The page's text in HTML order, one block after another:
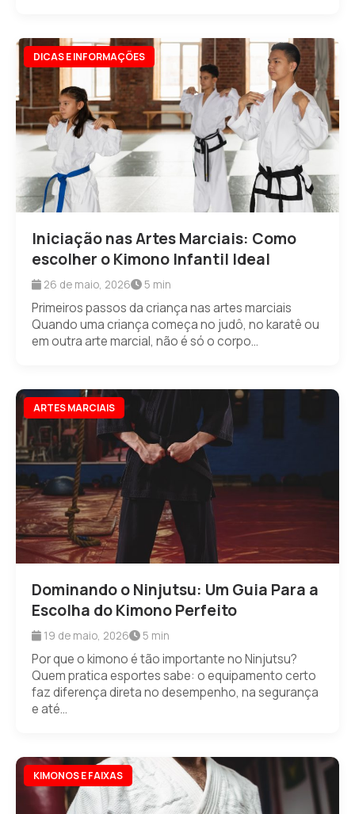
DICAS E INFORMAÇÕES
Iniciação nas Artes Marciais: Como
escolher o Kimono Infantil Ideal
26 de maio, 2026 5 min
Primeiros passos da criança nas artes marciais
Quando uma criança começa no judô, no karatê ou
em outra arte marcial, não é só o corpo...
ARTES MARCIAIS
Dominando o Ninjutsu: Um Guia Para a
Escolha do Kimono Perfeito
19 de maio, 2026 5 min
Por que o kimono é tão importante no Ninjutsu?
Quem pratica esportes sabe: o equipamento certo
faz diferença direta no desempenho, na segurança
e até...
KIMONOS E FAIXAS